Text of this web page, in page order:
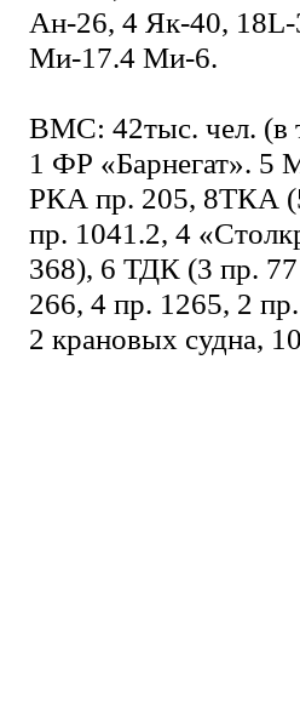
Ан-26, 4 Як-40,
Ми-17.4 Ми-6.
ВМС: 42тыс. чел.
1 ФР «Барнегат».
РКА пр. 205, 8ТКА
пр. 1041.2, 4
368), 6 ТДК (3 пр.
266, 4 пр. 1265, 2
2 крановых судна,